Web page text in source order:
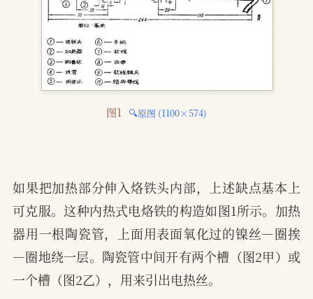
图1 🔍原图 (1100×574)
如果把加热部分伸入烙铁头内部，上述缺点基本上
可克服。这种内热式电烙铁的构造如图1所示。加热
器用一根陶瓷管，上面用表面氧化过的镍丝—圈挨
—圈地绕一层。陶瓷管中间开有两个槽（图2甲）或
一个槽（图2乙），用来引出电热丝。